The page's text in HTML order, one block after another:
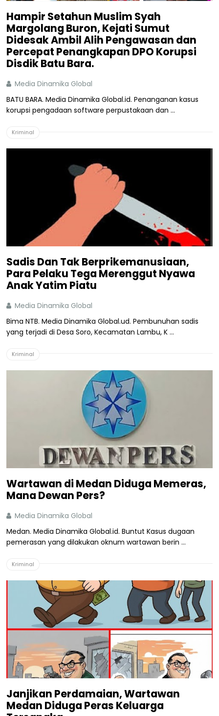
Hampir Setahun Muslim Syah
Margolang Buron, Kejati Sumut
Didesak Ambil Alih Pengawasan dan
Percepat Penangkapan DPO Korupsi
Disdik Batu Bara.
Media Dinamika Global
BATU BARA. Media Dinamika Global.id. Penanganan kasus
korupsi pengadaan software perpustakaan dan ...
Kriminal
Sadis Dan Tak Berprikemanusiaan,
Para Pelaku Tega Merenggut Nyawa
Anak Yatim Piatu
Media Dinamika Global
Bima NTB. Media Dinamika Global.ud. Pembunuhan sadis
yang terjadi di Desa Soro, Kecamatan Lambu, K ...
Kriminal
Wartawan di Medan Diduga Memeras,
Mana Dewan Pers?
Media Dinamika Global
Medan. Media Dinamika Global.id. Buntut Kasus dugaan
pemerasan yang dilakukan oknum wartawan berin ...
Kriminal
Janjikan Perdamaian, Wartawan
Medan Diduga Peras Keluarga